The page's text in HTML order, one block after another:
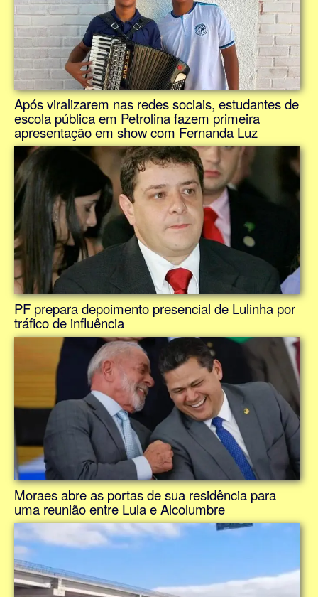
Após viralizarem nas redes sociais, estudantes de
escola pública em Petrolina fazem primeira
apresentação em show com Fernanda Luz
PF prepara depoimento presencial de Lulinha por
tráfico de influência
Moraes abre as portas de sua residência para
uma reunião entre Lula e Alcolumbre